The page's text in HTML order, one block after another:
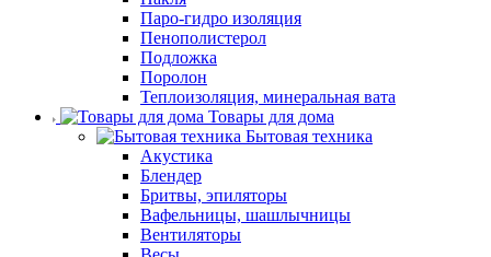
Паро-гидро изоляция
Пенополистерол
Подложка
Поролон
Теплоизоляция, минеральная вата
Товары для дома
Бытовая техника
Акустика
Блендер
Бритвы, эпиляторы
Вафельницы, шашлычницы
Вентиляторы